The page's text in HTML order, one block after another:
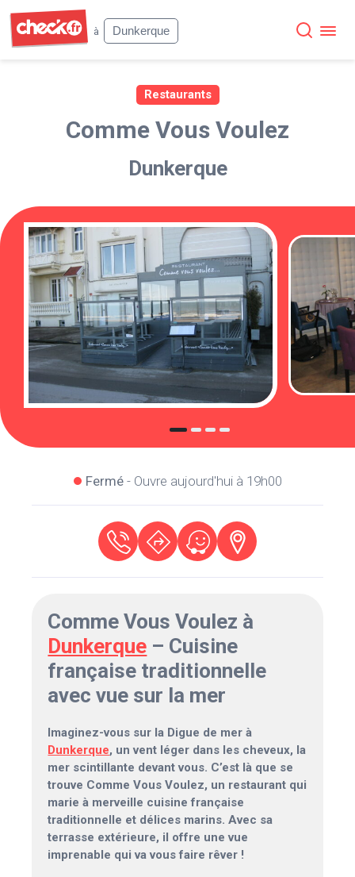
à
Dunkerque
Restaurants
Comme Vous Voulez
Dunkerque
Fermé- Ouvre aujourd'hui à 19h00
Comme Vous Voulez à
Dunkerque – Cuisine
française traditionnelle
avec vue sur la mer
Imaginez-vous sur la Digue de mer à
Dunkerque, un vent léger dans les cheveux, la
mer scintillante devant vous. C’est là que se
trouve Comme Vous Voulez, un restaurant qui
marie à merveille cuisine française
traditionnelle et délices marins. Avec sa
terrasse extérieure, il offre une vue
imprenable qui va vous faire rêver !